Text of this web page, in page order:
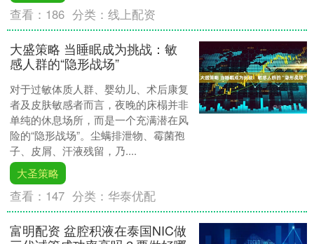
查看： 186 分类：线上配资
大盛策略 当睡眠成为挑战：敏
感人群的“隐形战场”
对于过敏体质人群、婴幼儿、术后康复
者及皮肤敏感者而言，夜晚的床榻并非
单纯的休息场所，而是一个充满潜在风
险的“隐形战场”。尘螨排泄物、霉菌孢
子、皮屑、汗液残留，乃....
大圣策略
查看： 147 分类：华泰优配
富明配资 盆腔积液在泰国NIC做